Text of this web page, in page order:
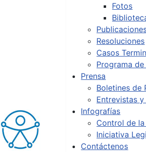
Fotos
Resoluciones
Casos
Programa
Prensa
Boletines de
Entrevistas y
Infografías
Control de
Iniciativa
Contáctenos